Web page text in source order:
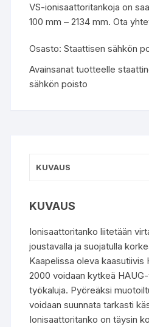
VS-ionisaattoritankoja on
100 mm – 2134 mm. Ota
Osasto:Staattisen sähkön
Avainsanat tuotteelle
sähkön poisto
KUVAUS
KUVAUS
Ionisaattoritanko liitetään
joustavalla ja suojatulla
Kaapelissa oleva kaasutiivis
2000 voidaan kytkeä
työkaluja. Pyöreäksi
voidaan suunnata tarkasti
Ionisaattoritanko on täysin